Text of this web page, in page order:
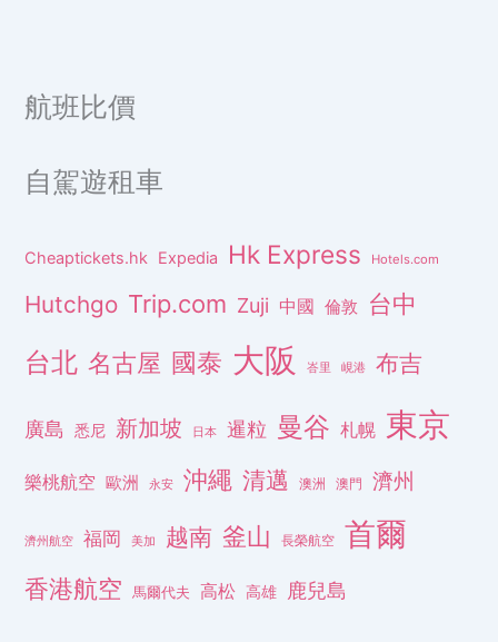
航班比價
自駕遊租車
Cheaptickets.hk Expedia Hk Express Hotels.com
Hutchgo Trip.com Zuji 中國 倫敦 台中
台北 名古屋 國泰 大阪 峇里 峴港 布吉
廣島 悉尼 新加坡 日本 暹粒 曼谷 札幌 東京
樂桃航空 歐洲 永安 沖繩 清邁 澳洲 澳門 濟州
濟州航空 福岡 美加 越南 釜山 長榮航空 首爾
香港航空 馬爾代夫 高松 高雄 鹿兒島